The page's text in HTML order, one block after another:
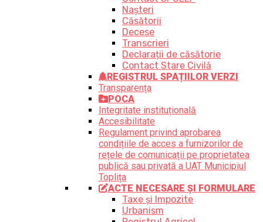
Nașteri
Căsătorii
Decese
Transcrieri
Declarații de căsătorie
Contact Stare Civilă
REGISTRUL SPAȚIILOR VERZI
Transparența
POCA
Integritate instituțională
Accesibilitate
Regulament privind aprobarea
condițiile de acces a furnizorilor de
rețele de comunicații pe proprietatea
publică sau privată a UAT Municipiul
Toplița
ACTE NECESARE ȘI FORMULARE
Taxe și Impozite
Urbanism